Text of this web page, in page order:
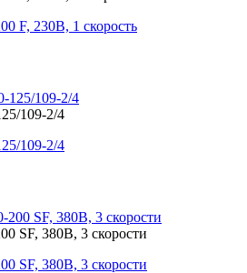
F, 230В, 1 скорость
109-2/4
109-2/4
SF, 380В, 3 скорости
SF, 380В, 3 скорости